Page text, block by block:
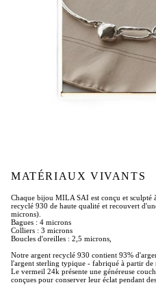
MATÉRIAUX VIVANTS
Chaque bijou MILA SAI est conçu et sculpté
recyclé 930 de haute qualité et recouvert
microns).
Bagues : 4 microns
Colliers : 3 microns
Boucles d'oreilles : 2,5 microns,
Notre argent recyclé 930 contient 93%
l'argent sterling typique - fabriqué à partir de
Le vermeil 24k présente une généreuse
conçues pour conserver leur éclat pendant des